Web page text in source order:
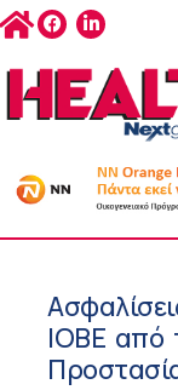
ΙΟΒΕ από